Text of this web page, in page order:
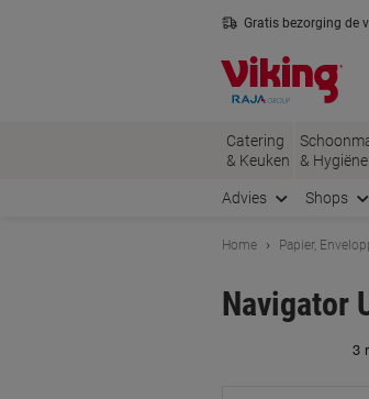
Gratis bezorging de
Catering
& Keuken
& Hygiëne
Advies Shops
Home Papier,
Navigator